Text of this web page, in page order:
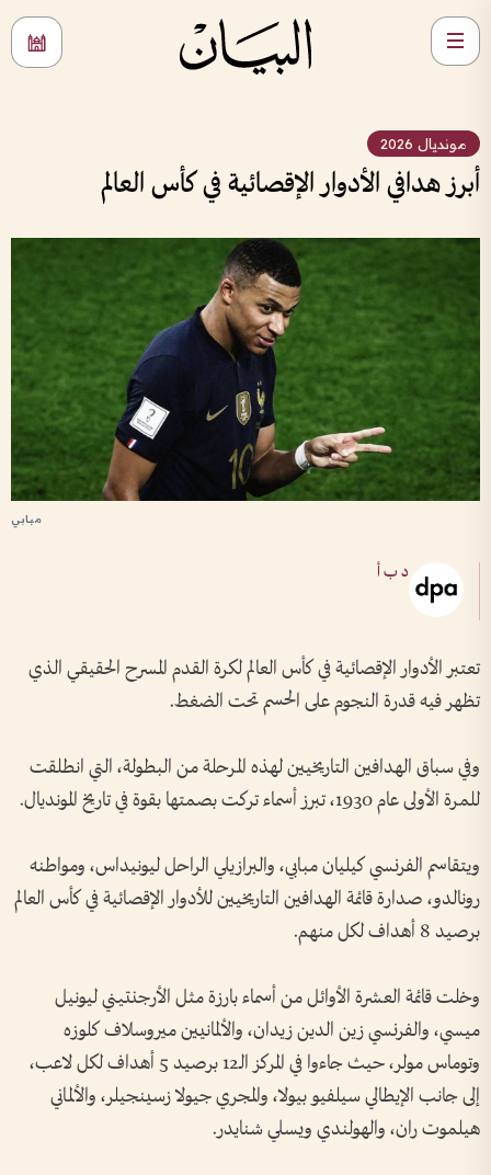
مونديال 2026
أبرز هدافي الأدوار الإقصائية في كأس العالم
مبابي
د ب أ
تعتبر الأدوار الإقصائية في كأس العالم لكرة القدم المسرح الحقيقي الذي
تظهر فيه قدرة النجوم على الحسم تحت الضغط.
وفي سباق الهدافين التاريخيين لهذه المرحلة من البطولة، التي انطلقت
للمرة الأولى عام 1930، تبرز أسماء تركت بصمتها بقوة في تاريخ المونديال.
ويتقاسم الفرنسي كيليان مبابي، والبرازيلي الراحل ليونيداس، ومواطنه
رونالدو، صدارة قائمة الهدافين التاريخيين للأدوار الإقصائية في كأس العالم
برصيد 8 أهداف لكل منهم.
وخلت قائمة العشرة الأوائل من أسماء بارزة مثل الأرجنتيني ليونيل
ميسي، والفرنسي زين الدين زيدان، والألمانيين ميروسلاف كلوزه
وتوماس مولر، حيث جاءوا في المركز الـ12 برصيد 5 أهداف لكل لاعب،
إلى جانب الإيطالي سيلفيو بيولا، والمجري جيولا زسينجيلر، والألماني
هيلموت ران، والهولندي ويسلي شنايدر.